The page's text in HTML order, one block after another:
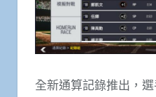
全新通算記錄推出，